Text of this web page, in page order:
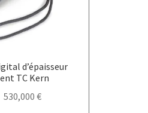
d’épaisseur
TC Kern
530,000 €Plage